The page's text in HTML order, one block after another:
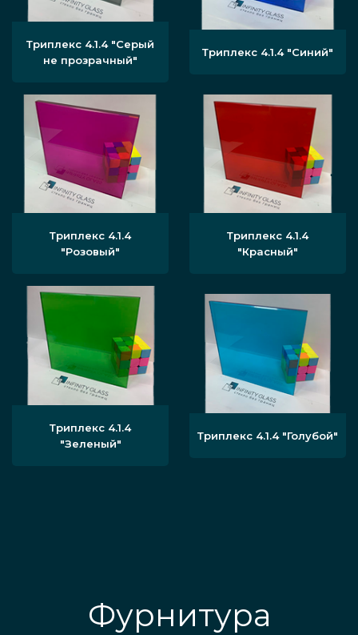
Триплекс 4.1.4 "Серый
не прозрачный"
Триплекс 4.1.4 "Синий"
Триплекс 4.1.4
"Розовый"
Триплекс 4.1.4
"Красный"
Триплекс 4.1.4
"Зеленый"
Триплекс 4.1.4 "Голубой"
Фурнитура